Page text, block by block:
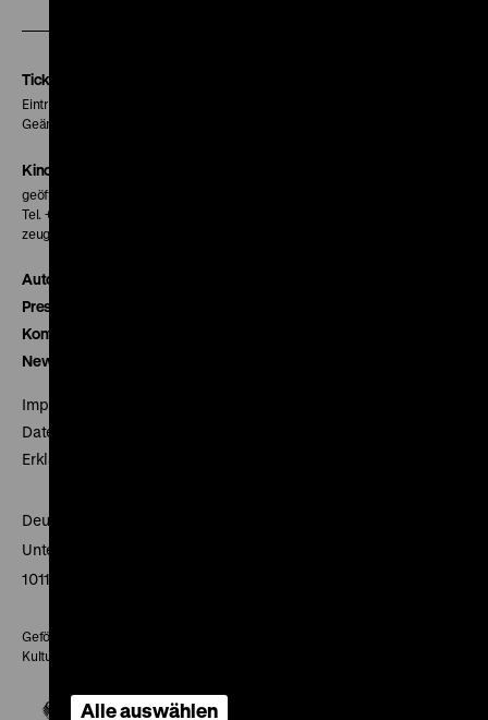
Tickets
Eintritt 5 €
Geänderte Preise sind im Programm vermerkt.
Kinokasse
geöffnet 30 Minuten vor Beginn der ersten Vorstellung
Tel. + 49 30 20304-770
zeughauskino@dhm.de
Autor*innen
Presse
Kontakt
Newsletter
Impressum
Datenschutz
Erklärung digitale Barrierefreiheit
Deutsches Historisches Museum
Unter den Linden 2
10117 Berlin
Gefördert mit Mitteln des Beauftragten der Bundesregierung für
Kultur und Medien
Alle auswählen